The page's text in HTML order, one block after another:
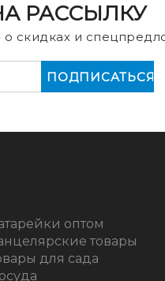
РАССЫЛКУ
скидках и
оптом
товары
для сада